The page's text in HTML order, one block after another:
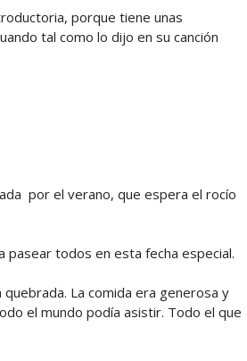
porque tiene unas
tal como lo dijo en su canción
por el verano, que espera el rocío
todos en esta fecha especial.
La comida era generosa y
el mundo podía asistir. Todo el que